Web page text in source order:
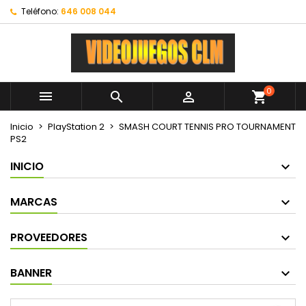
Teléfono: 646 008 044
   shopping_cart0
Inicio PlayStation 2
SMASH COURT TENNIS PRO TOURNAMENT
PS2
INICIO
MARCAS
PROVEEDORES
BANNER